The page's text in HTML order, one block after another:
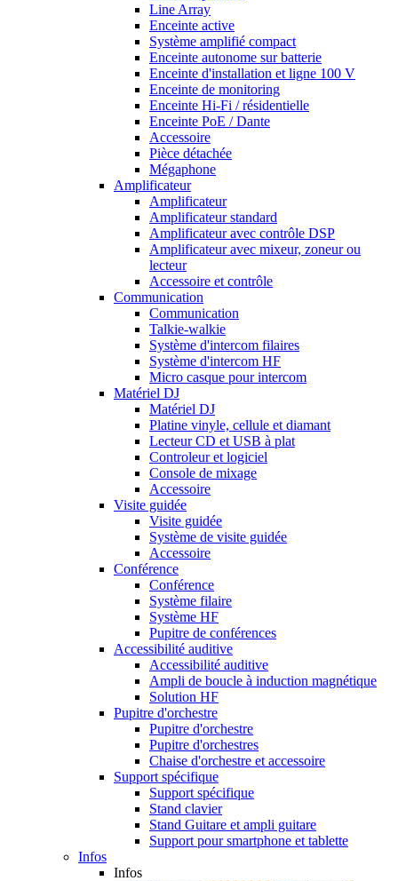
Line Array
Enceinte active
Système amplifié compact
Enceinte autonome sur batterie
Enceinte d'installation et ligne 100 V
Enceinte de monitoring
Enceinte Hi-Fi / résidentielle
Enceinte PoE / Dante
Accessoire
Pièce détachée
Mégaphone
Amplificateur
Amplificateur
Amplificateur standard
Amplificateur avec contrôle DSP
Amplificateur avec mixeur, zoneur ou
lecteur
Accessoire et contrôle
Communication
Communication
Talkie-walkie
Système d'intercom filaires
Système d'intercom HF
Micro casque pour intercom
Matériel DJ
Matériel DJ
Platine vinyle, cellule et diamant
Lecteur CD et USB à plat
Controleur et logiciel
Console de mixage
Accessoire
Visite guidée
Visite guidée
Système de visite guidée
Accessoire
Conférence
Conférence
Système filaire
Système HF
Pupitre de conférences
Accessibilité auditive
Accessibilité auditive
Ampli de boucle à induction magnétique
Solution HF
Pupitre d'orchestre
Pupitre d'orchestre
Pupitre d'orchestres
Chaise d'orchestre et accessoire
Support spécifique
Support spécifique
Stand clavier
Stand Guitare et ampli guitare
Support pour smartphone et tablette
Infos
Infos